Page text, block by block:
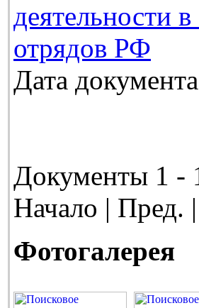
деятельности
отрядов РФ
Дата
Документы 1 -
Начало | Пред. |
Фотогалерея